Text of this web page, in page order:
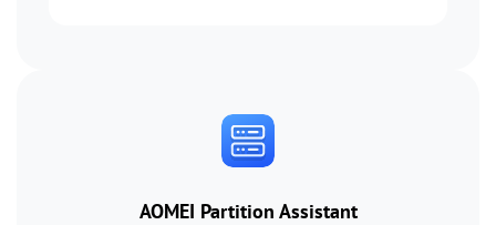
AOMEI Partition Assistant